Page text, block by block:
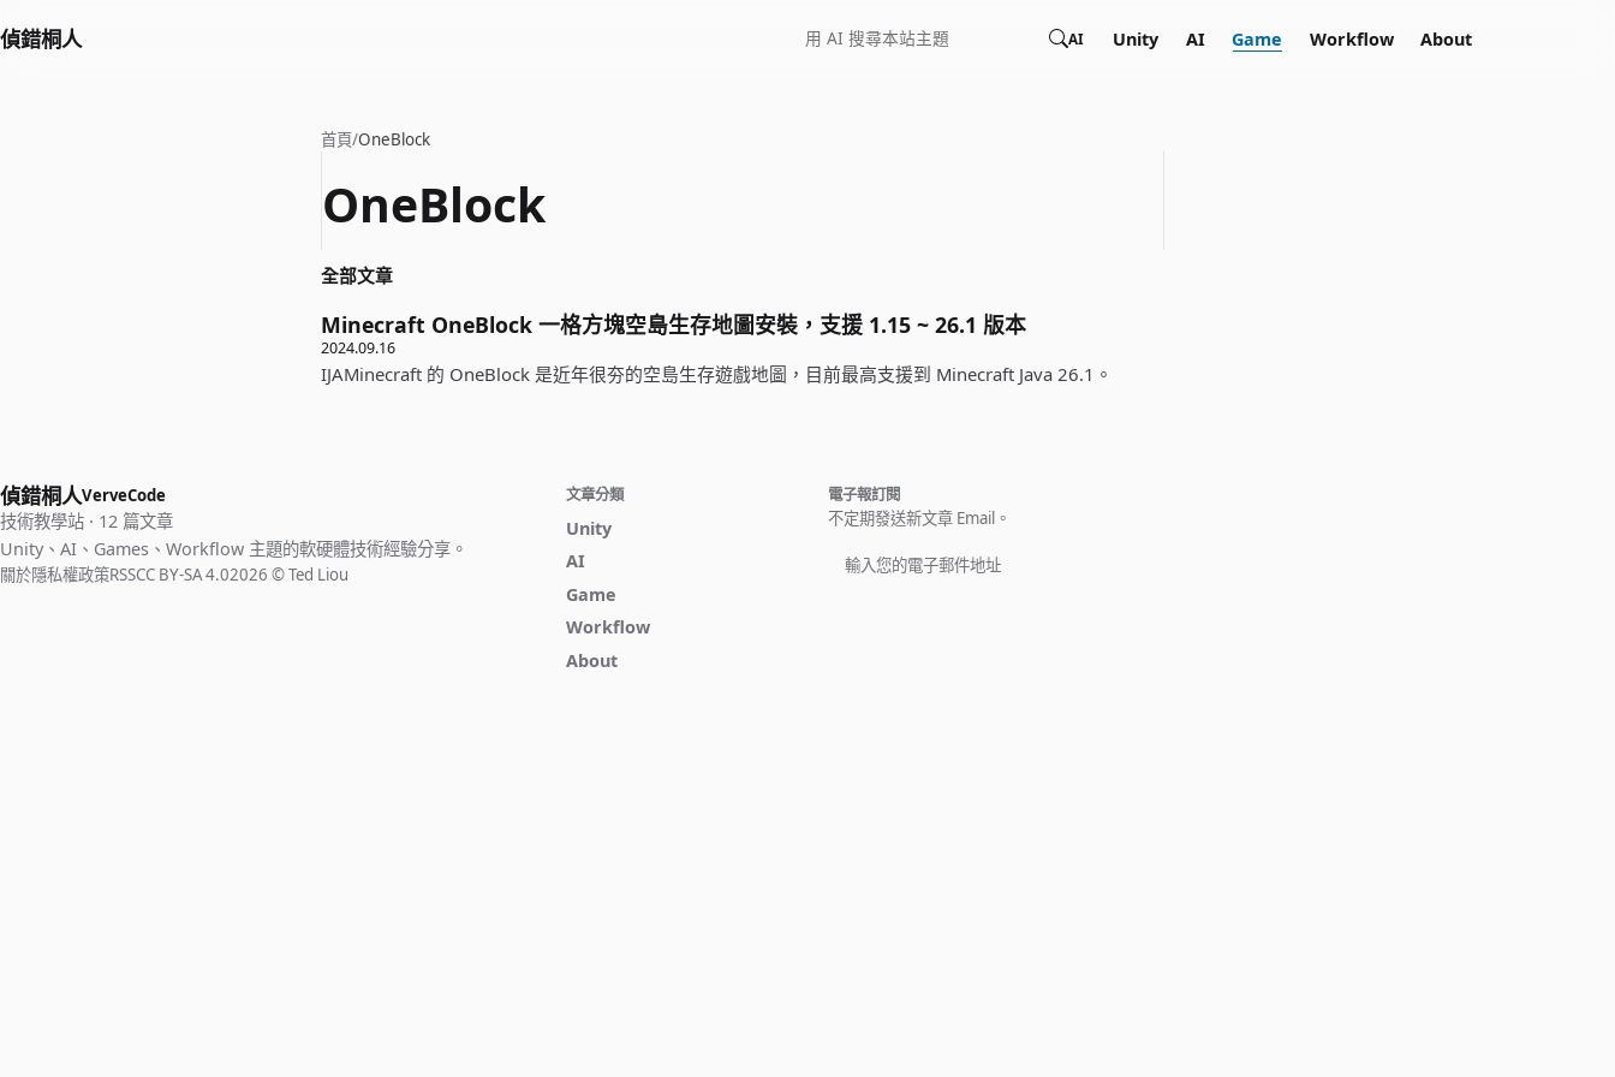
偵錯桐人 AI Unity AI Game Workflow About
首頁/OneBlock
OneBlock
全部文章
Minecraft OneBlock 一格方塊空島生存地圖安裝，支援 1.15 ~ 26.1 版本
2024.09.16
IJAMinecraft 的 OneBlock 是近年很夯的空島生存遊戲地圖，目前最高支援到 Minecraft Java 26.1。
偵錯桐人VerveCode
技術教學站 · 12 篇文章
Unity、AI、Games、Workflow 主題的軟硬體技術經驗分享。
關於隱私權政策RSSCC BY-SA 4.02026 © Ted Liou
文章分類
Unity
AI
Game
Workflow
About
電子報訂閱
不定期發送新文章 Email。